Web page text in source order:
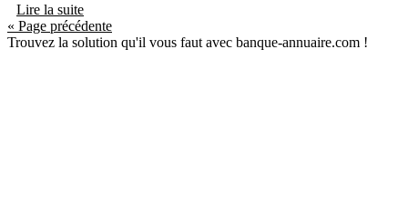
Lire la suite
« Page précédente
Trouvez la solution qu'il vous faut avec banque-annuaire.com !